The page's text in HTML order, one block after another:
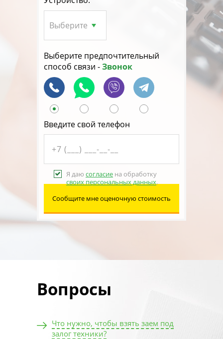
Выберите предпочтительный
способ связи -Звонок
Я даю согласие на обработку
своих персональных данных.
Введите свой телефон
Сообщите мне оценочную стоимость
Вопросы
Что нужно, чтобы взять заем под
залог техники?